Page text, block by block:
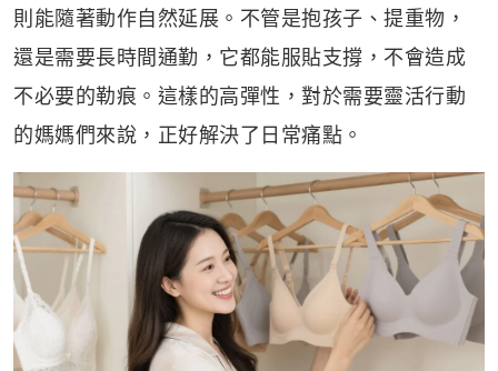
則能隨著動作自然延展。不管是抱孩子、提重物，
還是需要長時間通勤，它都能服貼支撐，不會造成
不必要的勒痕。這樣的高彈性，對於需要靈活行動
的媽媽們來說，正好解決了日常痛點。